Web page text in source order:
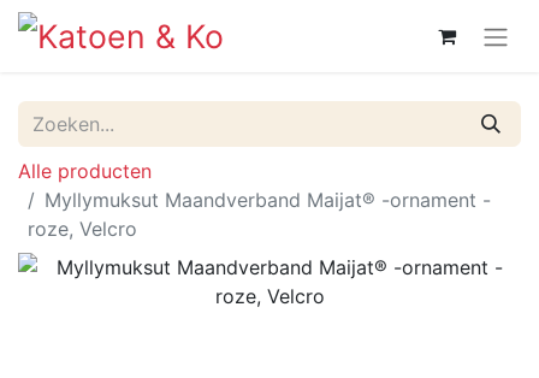
Alle producten
Myllymuksut Maandverband Maijat® -ornament -
roze, Velcro